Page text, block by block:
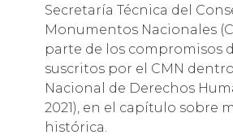
Secretaría Técnica del
Monumentos Nacionales
parte de los compromisos
suscritos por el CMN
Nacional de Derechos
2021), en el capítulo sobre
histórica.